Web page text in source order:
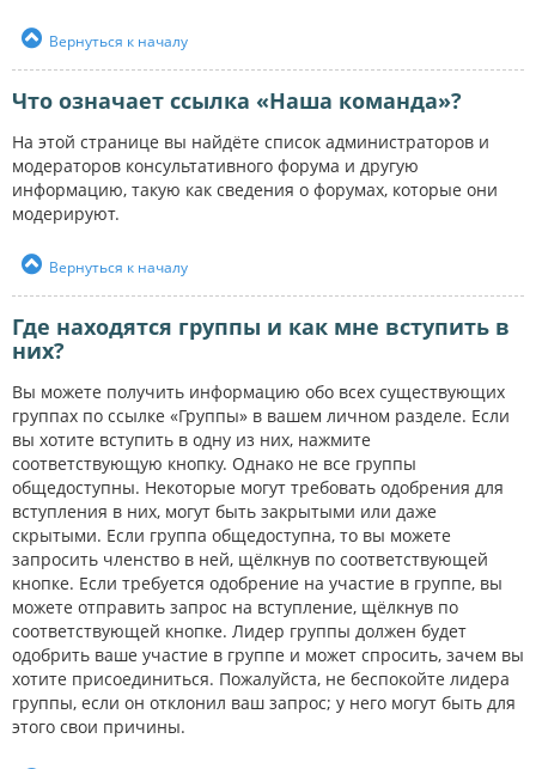
Вернуться к началу
Что означает ссылка «Наша команда»?
На этой странице вы найдёте список администраторов и
модераторов консультативного форума и другую
информацию, такую как сведения о форумах, которые они
модерируют.
Вернуться к началу
Где находятся группы и как мне вступить в
них?
Вы можете получить информацию обо всех существующих
группах по ссылке «Группы» в вашем личном разделе. Если
вы хотите вступить в одну из них, нажмите
соответствующую кнопку. Однако не все группы
общедоступны. Некоторые могут требовать одобрения для
вступления в них, могут быть закрытыми или даже
скрытыми. Если группа общедоступна, то вы можете
запросить членство в ней, щёлкнув по соответствующей
кнопке. Если требуется одобрение на участие в группе, вы
можете отправить запрос на вступление, щёлкнув по
соответствующей кнопке. Лидер группы должен будет
одобрить ваше участие в группе и может спросить, зачем вы
хотите присоединиться. Пожалуйста, не беспокойте лидера
группы, если он отклонил ваш запрос; у него могут быть для
этого свои причины.